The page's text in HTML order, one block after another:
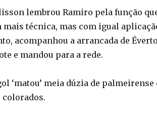
lembrou Ramiro pela função
mais técnica, mas com igual
acompanhou a arrancada de
e mandou para a rede.
‘matou’ meia dúzia de